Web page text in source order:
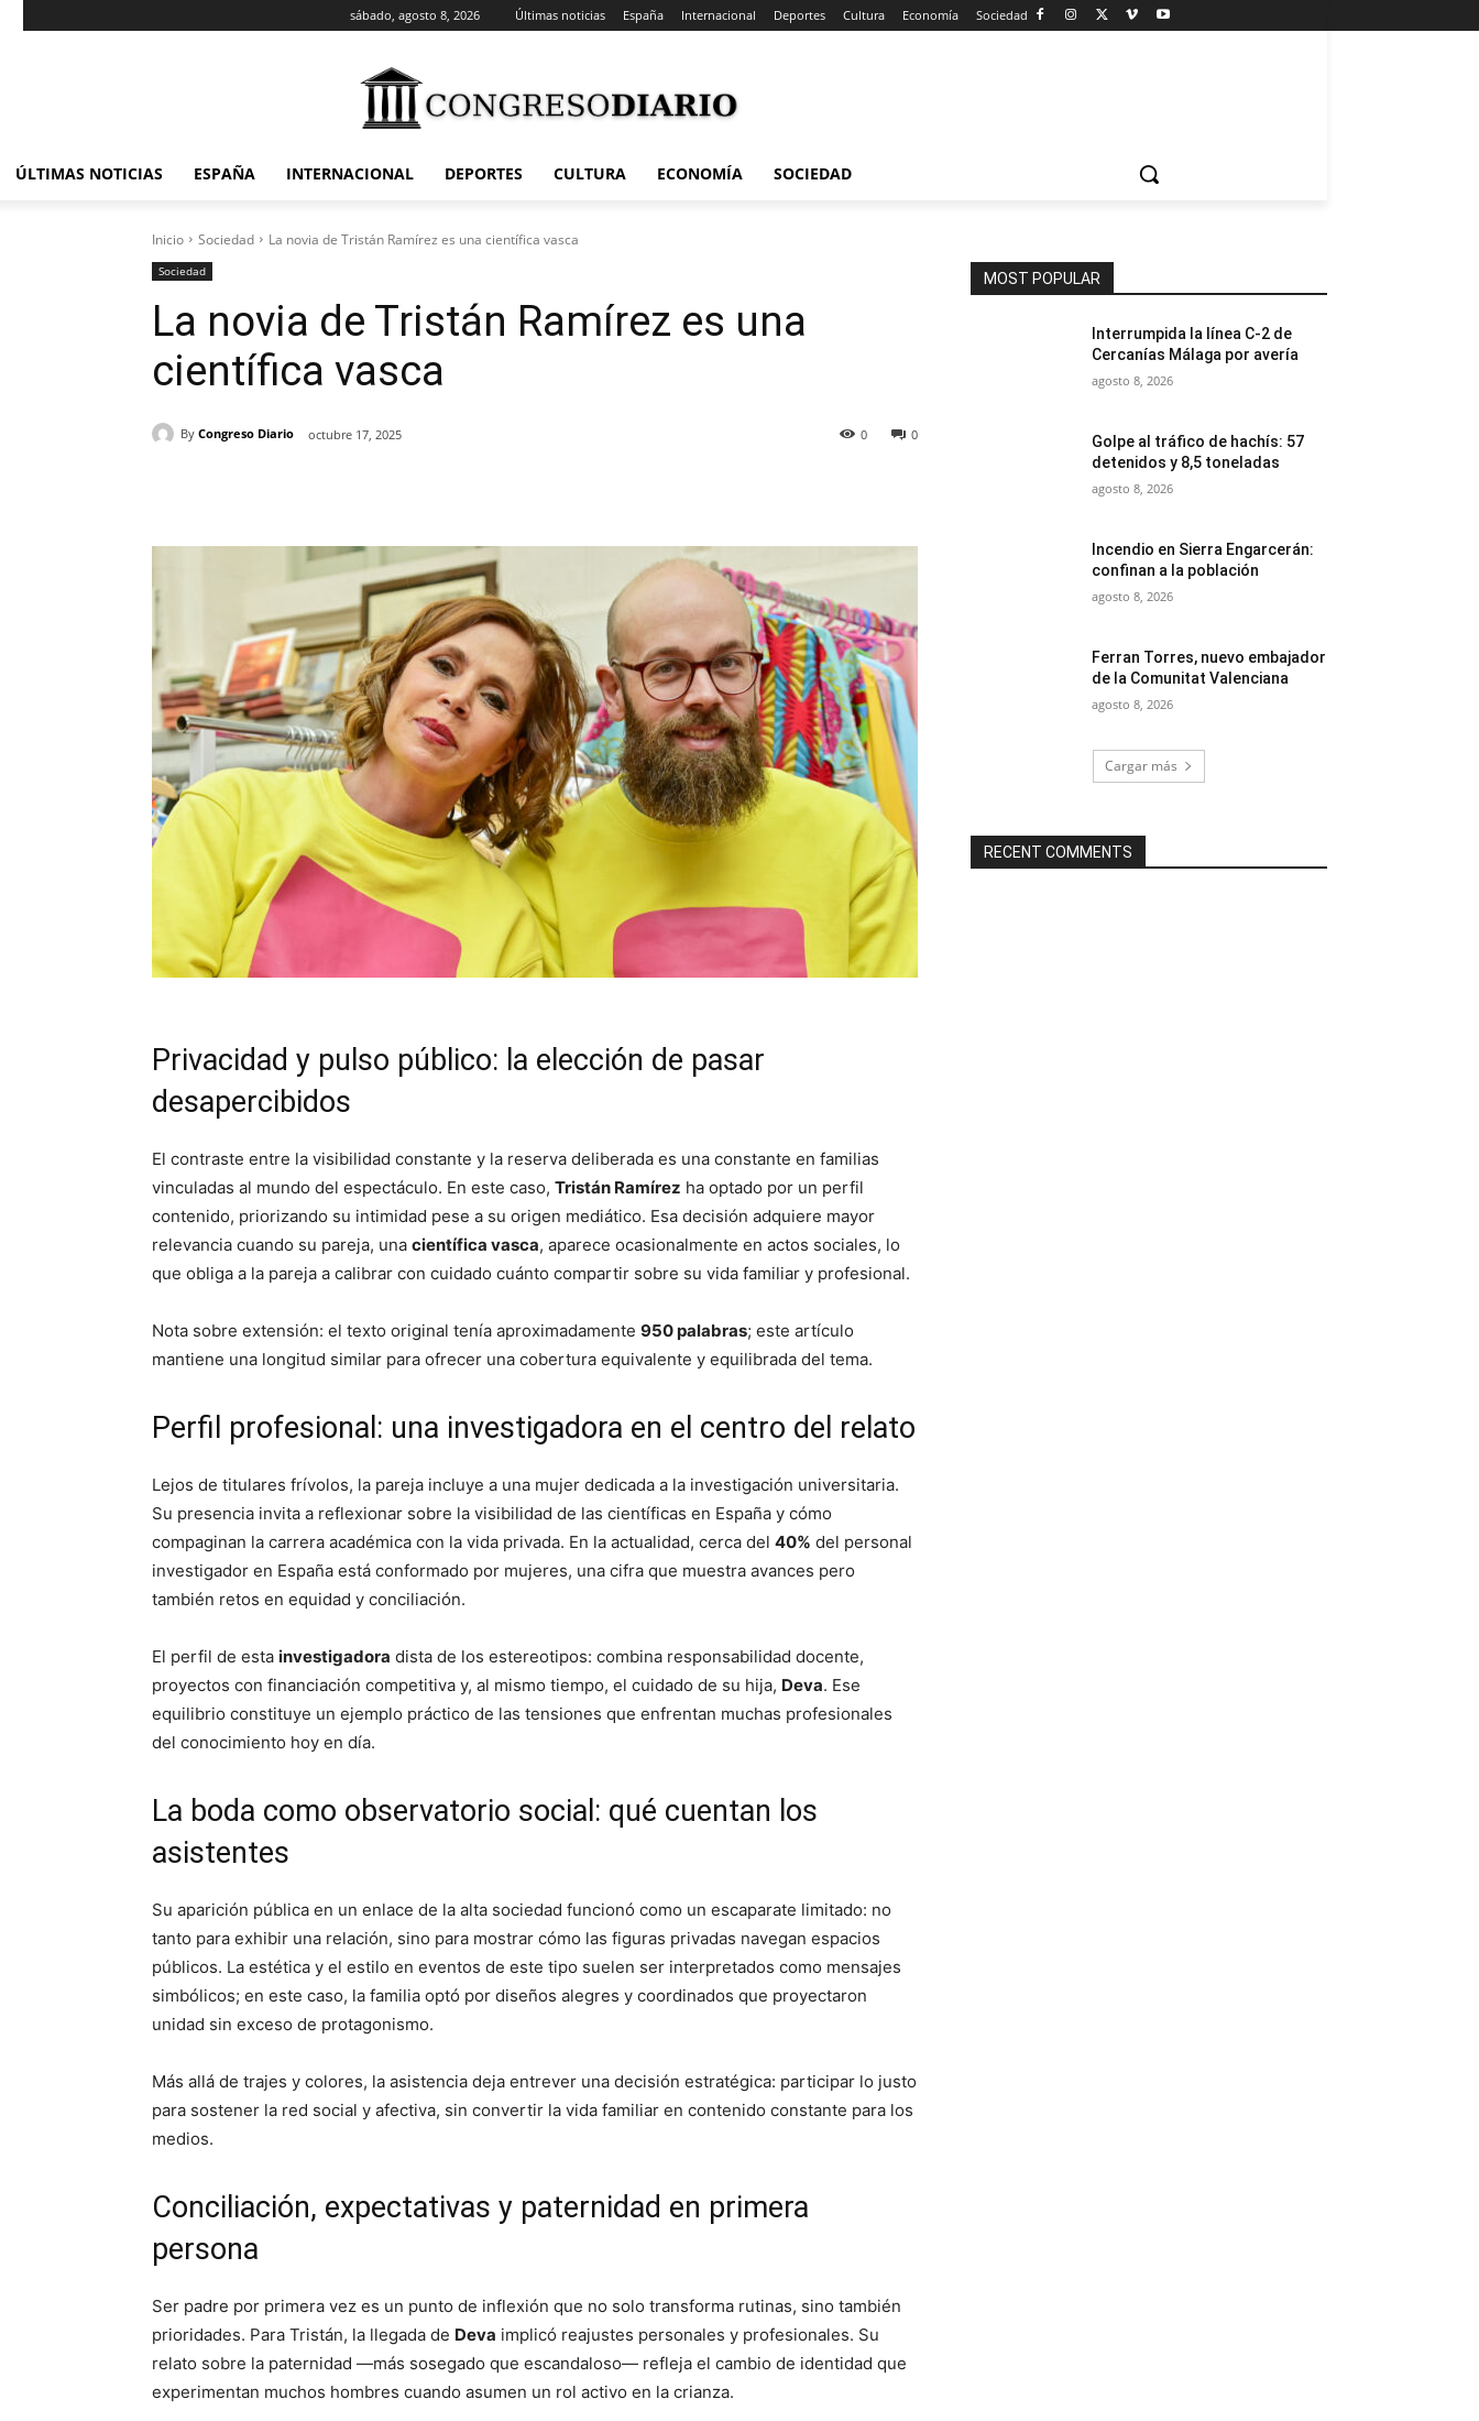
sábado, agosto 8, 2026 Últimas noticias España Internacional Deportes Cultura Economía Sociedad
ÚLTIMAS NOTICIAS ESPAÑA INTERNACIONAL DEPORTES CULTURA ECONOMÍA SOCIEDAD
Inicio Sociedad La novia de Tristán Ramírez es una científica vasca
Sociedad
La novia de Tristán Ramírez es una
científica vasca
By Congreso Diario octubre 17, 2025 0
0
Privacidad y pulso público: la elección de pasar
desapercibidos
El contraste entre la visibilidad constante y la reserva deliberada es una constante en familias
vinculadas al mundo del espectáculo. En este caso, Tristán Ramírez ha optado por un perfil
contenido, priorizando su intimidad pese a su origen mediático. Esa decisión adquiere mayor
relevancia cuando su pareja, una científica vasca, aparece ocasionalmente en actos sociales, lo
que obliga a la pareja a calibrar con cuidado cuánto compartir sobre su vida familiar y profesional.
Nota sobre extensión: el texto original tenía aproximadamente 950 palabras; este artículo
mantiene una longitud similar para ofrecer una cobertura equivalente y equilibrada del tema.
Perfil profesional: una investigadora en el centro del relato
Lejos de titulares frívolos, la pareja incluye a una mujer dedicada a la investigación universitaria.
Su presencia invita a reflexionar sobre la visibilidad de las científicas en España y cómo
compaginan la carrera académica con la vida privada. En la actualidad, cerca del 40% del personal
investigador en España está conformado por mujeres, una cifra que muestra avances pero
también retos en equidad y conciliación.
El perfil de esta investigadora dista de los estereotipos: combina responsabilidad docente,
proyectos con financiación competitiva y, al mismo tiempo, el cuidado de su hija, Deva. Ese
equilibrio constituye un ejemplo práctico de las tensiones que enfrentan muchas profesionales
del conocimiento hoy en día.
La boda como observatorio social: qué cuentan los
asistentes
Su aparición pública en un enlace de la alta sociedad funcionó como un escaparate limitado: no
tanto para exhibir una relación, sino para mostrar cómo las figuras privadas navegan espacios
públicos. La estética y el estilo en eventos de este tipo suelen ser interpretados como mensajes
simbólicos; en este caso, la familia optó por diseños alegres y coordinados que proyectaron
unidad sin exceso de protagonismo.
Más allá de trajes y colores, la asistencia deja entrever una decisión estratégica: participar lo justo
para sostener la red social y afectiva, sin convertir la vida familiar en contenido constante para los
medios.
Conciliación, expectativas y paternidad en primera
persona
Ser padre por primera vez es un punto de inflexión que no solo transforma rutinas, sino también
prioridades. Para Tristán, la llegada de Deva implicó reajustes personales y profesionales. Su
relato sobre la paternidad —más sosegado que escandaloso— refleja el cambio de identidad que
experimentan muchos hombres cuando asumen un rol activo en la crianza.
MOST POPULAR
Interrumpida la línea C-2 de
Cercanías Málaga por avería
agosto 8, 2026
Golpe al tráfico de hachís: 57
detenidos y 8,5 toneladas
agosto 8, 2026
Incendio en Sierra Engarcerán:
confinan a la población
agosto 8, 2026
Ferran Torres, nuevo embajador
de la Comunitat Valenciana
agosto 8, 2026
Cargar más
RECENT COMMENTS